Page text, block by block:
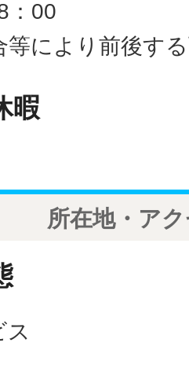
：00
により前後す
暇
所在地・ア
ス